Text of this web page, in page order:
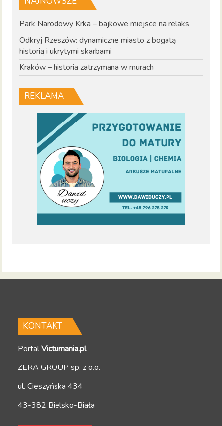
Park Narodowy Krka – bajkowe miejsce na relaks
Odkryj Rzeszów: dynamiczne miasto z bogatą
historią i ukrytymi skarbami
Kraków – historia zatrzymana w murach
REKLAMA
KONTAKT
PortalVictumania.pl
ZERA GROUP sp. z o.o.
ul. Cieszyńska 434
43-382 Bielsko-Biała